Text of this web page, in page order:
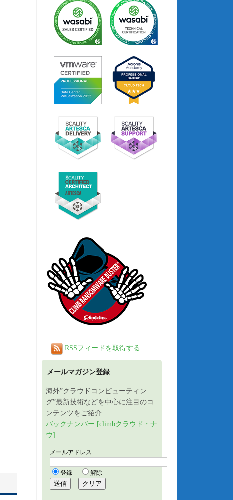
RSSフィードを取得する
メールマガジン登録
海外”クラウドコンピューティン
グ”最新技術などを中心に注目のコ
ンテンツをご紹介
バックナンバー [climbクラウド・ナ
ウ]